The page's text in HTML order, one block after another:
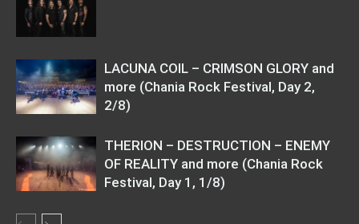
LACUNA COIL – CRIMSON GLORY and
more (Chania Rock Festival, Day 2,
2/8)
THERION – DESTRUCTION – ENEMY
OF REALITY and more (Chania Rock
Festival, Day 1, 1/8)